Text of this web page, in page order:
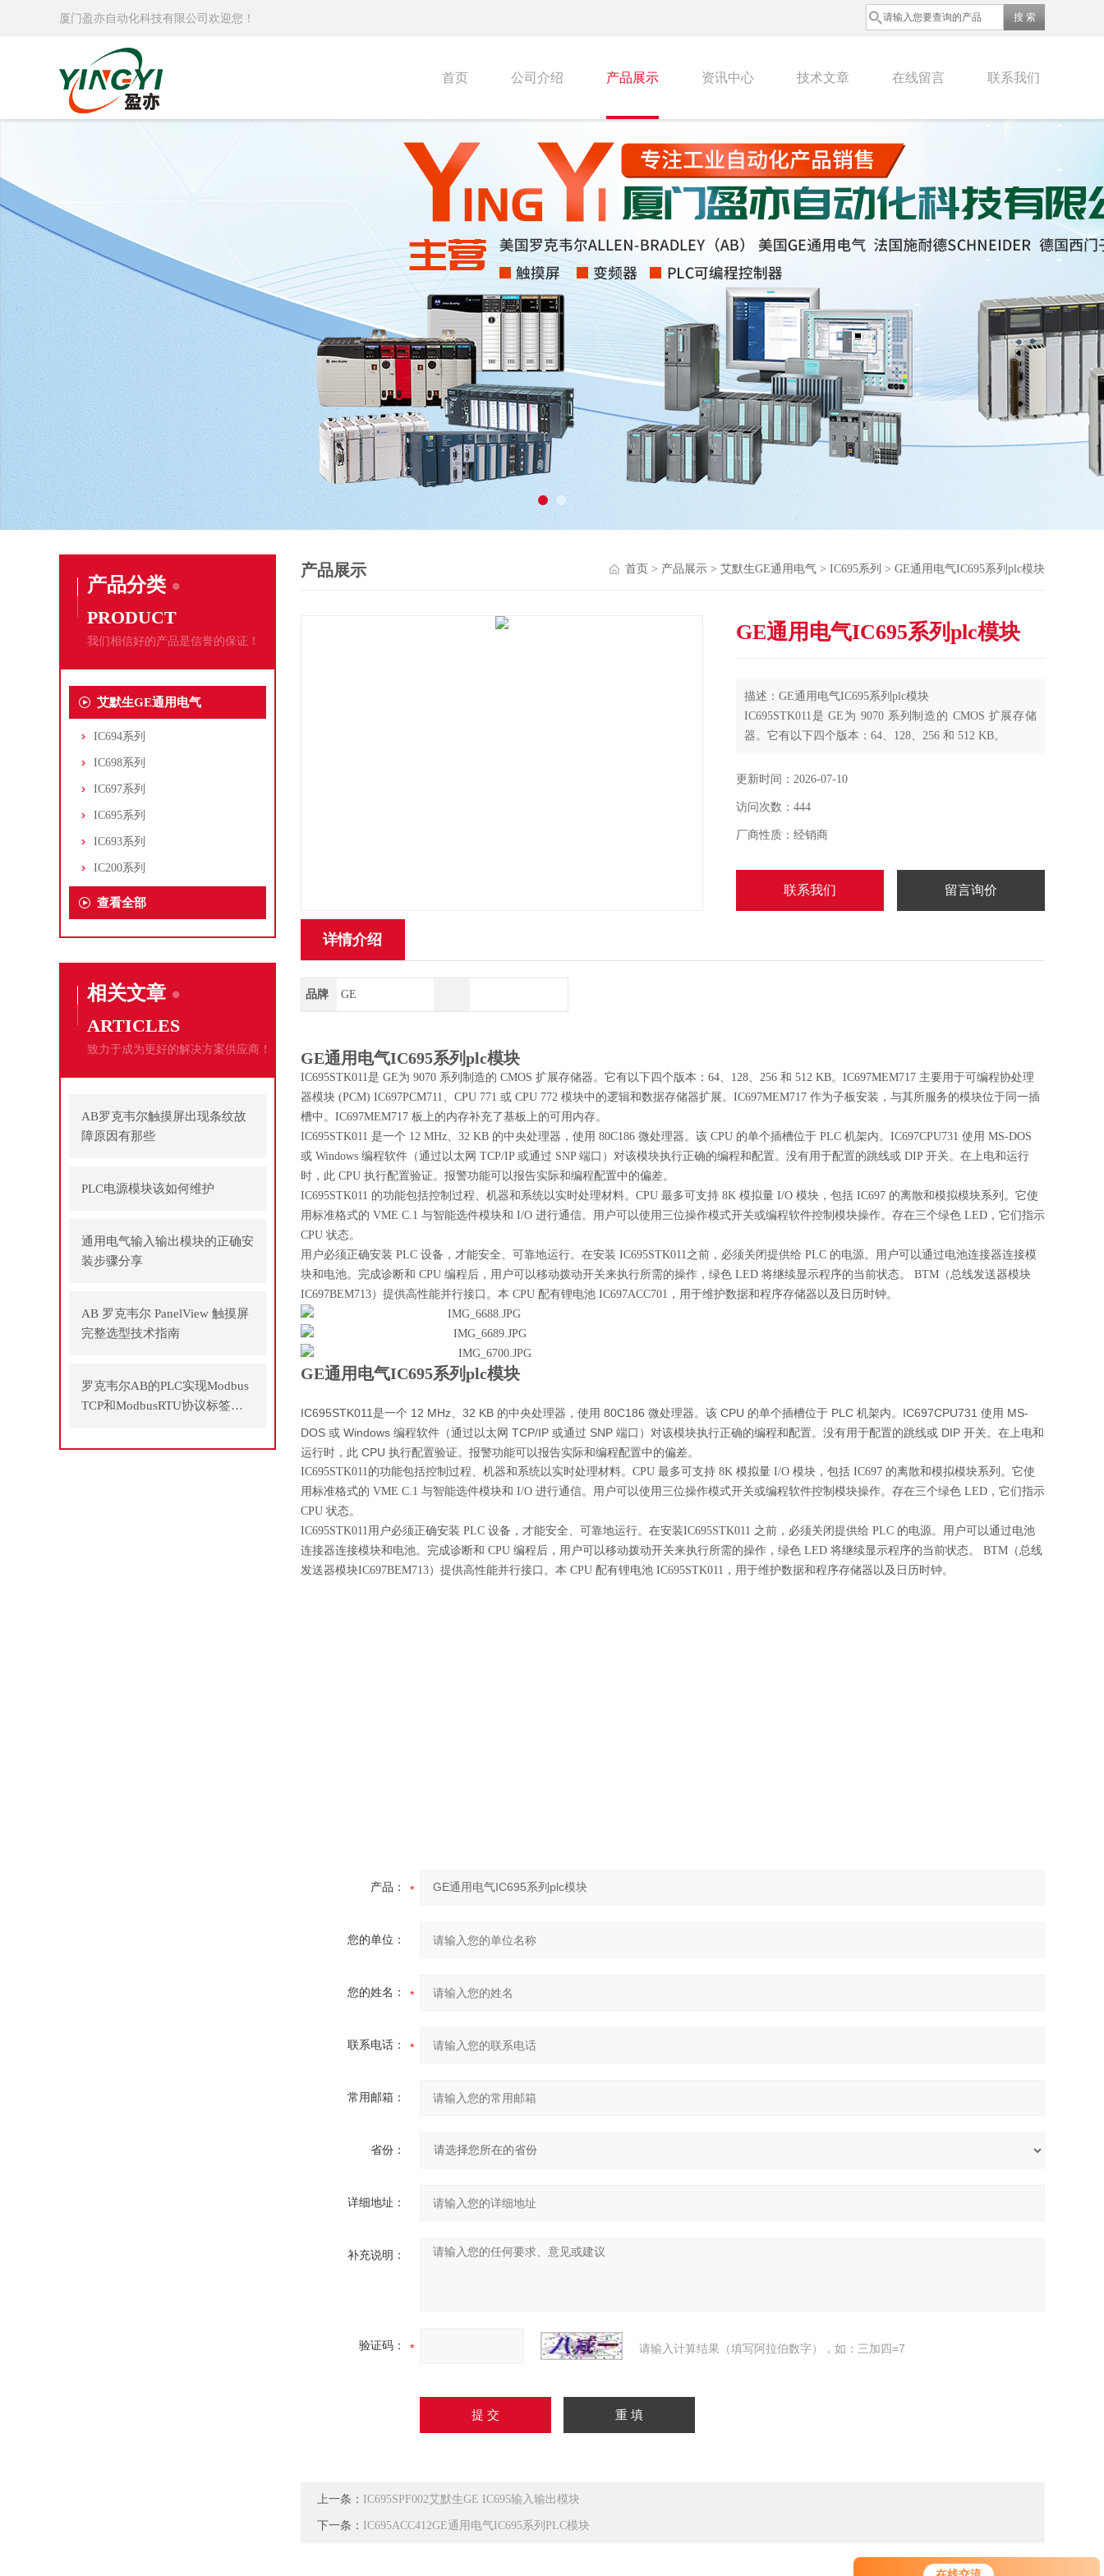
厦门盈亦自动化科技有限公司欢迎您！
首页 公司介绍 产品展示 资讯中心 技术文章 在线留言 联系我们
产品分类
PRODUCT
我们相信好的产品是信誉的保证！
艾默生GE通用电气
IC694系列
IC698系列
IC697系列
IC695系列
IC693系列
IC200系列
查看全部
相关文章
ARTICLES
致力于成为更好的解决方案供应商！
AB罗克韦尔触摸屏出现条纹故
障原因有那些
PLC电源模块该如何维护
通用电气输入输出模块的正确安
装步骤分享
AB 罗克韦尔 PanelView 触摸屏
完整选型技术指南
罗克韦尔AB的PLC实现Modbus
TCP和ModbusRTU协议标签方
产品展示 首页 > 产品展示 > 艾默生GE通用电气 > IC695系列 > GE通用电气IC695系列plc模块
GE通用电气IC695系列plc模块
描述：GE通用电气IC695系列plc模块
IC695STK011是 GE为 9070 系列制造的 CMOS 扩展存储
器。它有以下四个版本：64、128、256 和 512 KB。
更新时间：2026-07-10
访问次数：444
厂商性质：经销商
联系我们 留言询价
详情介绍
品牌 GE
GE通用电气IC695系列plc模块
IC695STK011是 GE为 9070 系列制造的 CMOS 扩展存储器。它有以下四个版本：64、128、256 和 512 KB。IC697MEM717 主要用于可编程协处理
器模块 (PCM) IC697PCM711、CPU 771 或 CPU 772 模块中的逻辑和数据存储器扩展。IC697MEM717 作为子板安装，与其所服务的模块位于同一插
槽中。IC697MEM717 板上的内存补充了基板上的可用内存。
IC695STK011 是一个 12 MHz、32 KB 的中央处理器，使用 80C186 微处理器。该 CPU 的单个插槽位于 PLC 机架内。IC697CPU731 使用 MS-DOS
或 Windows 编程软件（通过以太网 TCP/IP 或通过 SNP 端口）对该模块执行正确的编程和配置。没有用于配置的跳线或 DIP 开关。在上电和运行
时，此 CPU 执行配置验证。报警功能可以报告实际和编程配置中的偏差。
IC695STK011 的功能包括控制过程、机器和系统以实时处理材料。CPU 最多可支持 8K 模拟量 I/O 模块，包括 IC697 的离散和模拟模块系列。它使
用标准格式的 VME C.1 与智能选件模块和 I/O 进行通信。用户可以使用三位操作模式开关或编程软件控制模块操作。存在三个绿色 LED，它们指示
CPU 状态。
用户必须正确安装 PLC 设备，才能安全、可靠地运行。在安装 IC695STK011之前，必须关闭提供给 PLC 的电源。用户可以通过电池连接器连接模
块和电池。完成诊断和 CPU 编程后，用户可以移动拨动开关来执行所需的操作，绿色 LED 将继续显示程序的当前状态。 BTM（总线发送器模块
IC697BEM713）提供高性能并行接口。本 CPU 配有锂电池 IC697ACC701，用于维护数据和程序存储器以及日历时钟。
GE通用电气IC695系列plc模块
IC695STK011是一个 12 MHz、32 KB 的中央处理器，使用 80C186 微处理器。该 CPU 的单个插槽位于 PLC 机架内。IC697CPU731 使用 MS-
DOS 或 Windows 编程软件（通过以太网 TCP/IP 或通过 SNP 端口）对该模块执行正确的编程和配置。没有用于配置的跳线或 DIP 开关。在上电和
运行时，此 CPU 执行配置验证。报警功能可以报告实际和编程配置中的偏差。
IC695STK011的功能包括控制过程、机器和系统以实时处理材料。CPU 最多可支持 8K 模拟量 I/O 模块，包括 IC697 的离散和模拟模块系列。它使
用标准格式的 VME C.1 与智能选件模块和 I/O 进行通信。用户可以使用三位操作模式开关或编程软件控制模块操作。存在三个绿色 LED，它们指示
CPU 状态。
IC695STK011用户必须正确安装 PLC 设备，才能安全、可靠地运行。在安装IC695STK011 之前，必须关闭提供给 PLC 的电源。用户可以通过电池
连接器连接模块和电池。完成诊断和 CPU 编程后，用户可以移动拨动开关来执行所需的操作，绿色 LED 将继续显示程序的当前状态。 BTM（总线
发送器模块IC697BEM713）提供高性能并行接口。本 CPU 配有锂电池 IC695STK011，用于维护数据和程序存储器以及日历时钟。
产品：
您的单位：
您的姓名：
联系电话：
常用邮箱：
省份：
详细地址：
补充说明：
验证码： 请输入计算结果（填写阿拉伯数字），如：三加四=7
上一条： IC695SPF002艾默生GE IC695输入输出模块
下一条： IC695ACC412GE通用电气IC695系列PLC模块